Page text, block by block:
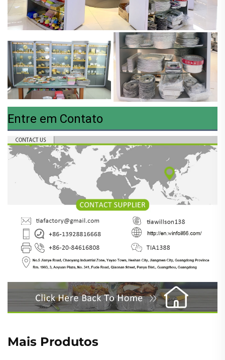
Entre em Contato
Mais Produtos